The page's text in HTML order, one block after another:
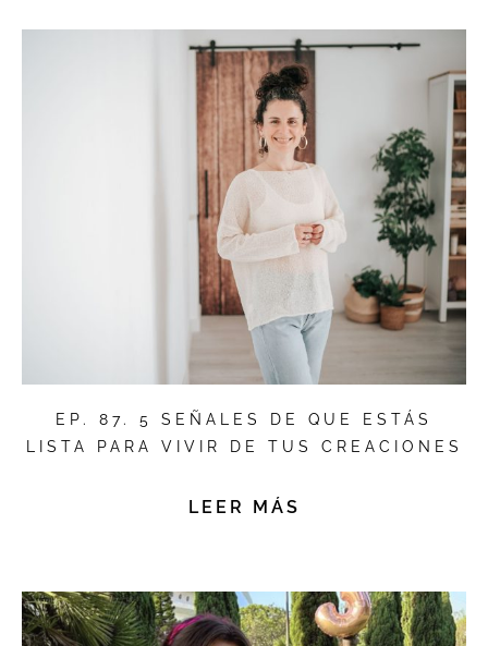
EP. 87. 5 SEÑALES DE QUE ESTÁS
LISTA PARA VIVIR DE TUS CREACIONES
LEER MÁS